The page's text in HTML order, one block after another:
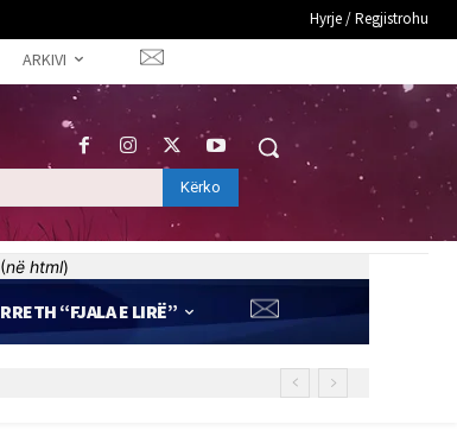
Hyrje / Regjistrohu
ARKIVI
Kërko
(në html)
RRETH “FJALA E LIRË”